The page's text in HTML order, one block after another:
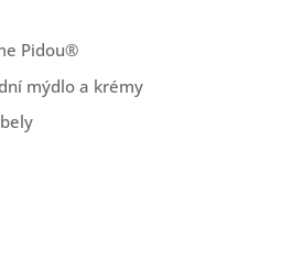
Pidou®
mýdlo a krémy